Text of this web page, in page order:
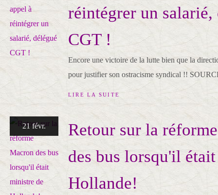
réintégrer un salarié,
CGT !
Encore une victoire de la lutte bien que la
pour justifier son ostracisme syndical !!
LIRE LA SUITE
21 févr.
Retour sur la
des bus lorsqu'il
Hollande!